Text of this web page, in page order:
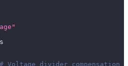
# Voltage divider compensation